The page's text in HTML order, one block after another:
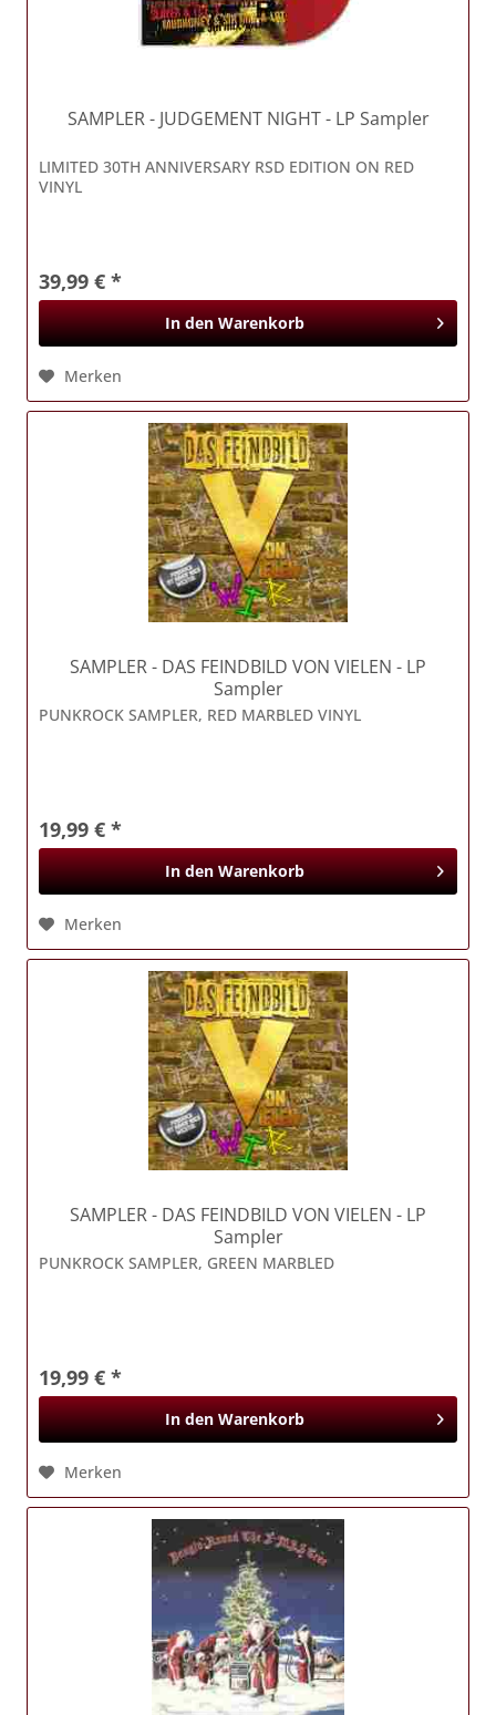
SAMPLER- JUDGEMENT NIGHT - LP Sampler
LIMITED 30TH ANNIVERSARY RSD EDITION ON RED
VINYL
39,99 € *
In den Warenkorb
Merken
SAMPLER- DAS FEINDBILD VON VIELEN - LP
Sampler
PUNKROCK SAMPLER, RED MARBLED VINYL
19,99 € *
In den Warenkorb
Merken
SAMPLER- DAS FEINDBILD VON VIELEN - LP
Sampler
PUNKROCK SAMPLER, GREEN MARBLED
19,99 € *
In den Warenkorb
Merken